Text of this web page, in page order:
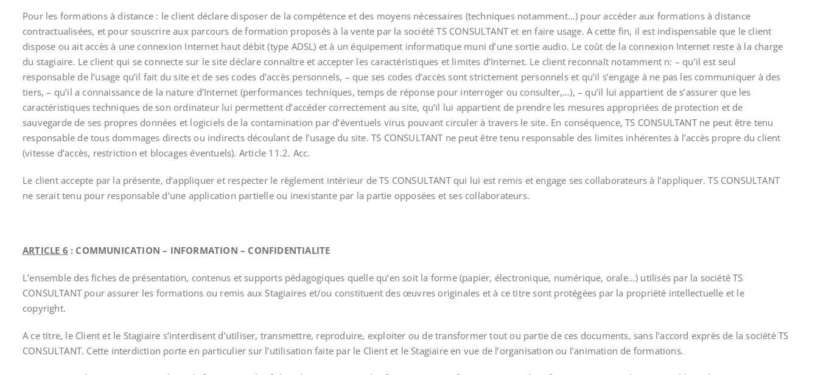
Pour les formations à distance : le client déclare disposer de la compétence et des moyens nécessaires (techniques notamment…) pour accéder aux formations à distance
contractualisées, et pour souscrire aux parcours de formation proposés à la vente par la société TS CONSULTANT et en faire usage. A cette fin, il est indispensable que le client
dispose ou ait accès à une connexion Internet haut débit (type ADSL) et à un équipement informatique muni d’une sortie audio. Le coût de la connexion Internet reste à la charge
du stagiaire. Le client qui se connecte sur le site déclare connaître et accepter les caractéristiques et limites d’Internet. Le client reconnaît notamment n: – qu’il est seul
responsable de l’usage qu’il fait du site et de ses codes d’accès personnels, – que ses codes d’accès sont strictement personnels et qu’il s’engage à ne pas les communiquer à des
tiers, – qu’il a connaissance de la nature d’Internet (performances techniques, temps de réponse pour interroger ou consulter,…), – qu’il lui appartient de s’assurer que les
caractéristiques techniques de son ordinateur lui permettent d’accéder correctement au site, qu’il lui appartient de prendre les mesures appropriées de protection et de
sauvegarde de ses propres données et logiciels de la contamination par d’éventuels virus pouvant circuler à travers le site. En conséquence, TS CONSULTANT ne peut être tenu
responsable de tous dommages directs ou indirects découlant de l’usage du site. TS CONSULTANT ne peut être tenu responsable des limites inhérentes à l’accès propre du client
(vitesse d’accès, restriction et blocages éventuels). Article 11.2. Acc.
Le client accepte par la présente, d’appliquer et respecter le règlement intérieur de TS CONSULTANT qui lui est remis et engage ses collaborateurs à l’appliquer. TS CONSULTANT
ne serait tenu pour responsable d’une application partielle ou inexistante par la partie opposées et ses collaborateurs.
ARTICLE 6 : COMMUNICATION – INFORMATION – CONFIDENTIALITE
L’ensemble des fiches de présentation, contenus et supports pédagogiques quelle qu’en soit la forme (papier, électronique, numérique, orale…) utilisés par la société TS
CONSULTANT pour assurer les formations ou remis aux Stagiaires et/ou constituent des œuvres originales et à ce titre sont protégées par la propriété intellectuelle et le
copyright.
A ce titre, le Client et le Stagiaire s’interdisent d’utiliser, transmettre, reproduire, exploiter ou de transformer tout ou partie de ces documents, sans l’accord exprès de la société TS
CONSULTANT. Cette interdiction porte en particulier sur l’utilisation faite par le Client et le Stagiaire en vue de l’organisation ou l’animation de formations.